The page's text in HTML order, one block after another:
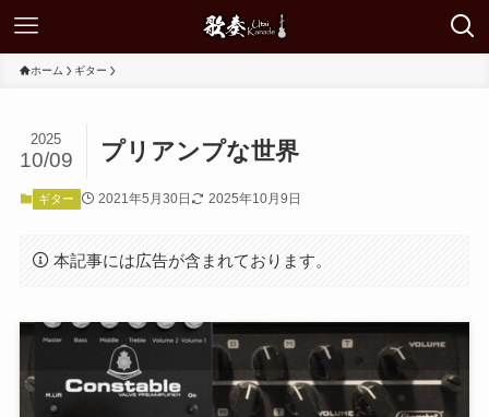
ホーム ギター
プリアンプな世界
2025
10/09
ギター 2021年5月30日 2025年10月9日
本記事には広告が含まれております。